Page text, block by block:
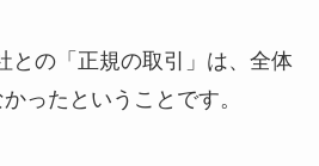
との「正規の取引」は、全体
ったということです。